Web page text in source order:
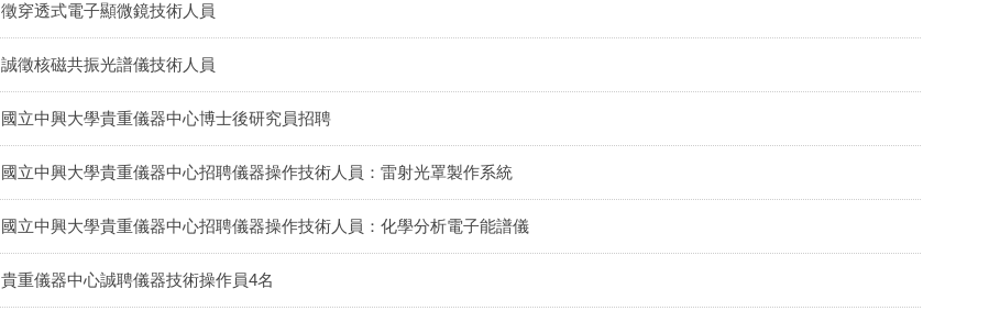
徵穿透式電子顯微鏡技術人員
誠徵核磁共振光譜儀技術人員
國立中興大學貴重儀器中心博士後研究員招聘
國立中興大學貴重儀器中心招聘儀器操作技術人員：雷射光罩製作系統
國立中興大學貴重儀器中心招聘儀器操作技術人員：化學分析電子能譜儀
貴重儀器中心誠聘儀器技術操作員4名